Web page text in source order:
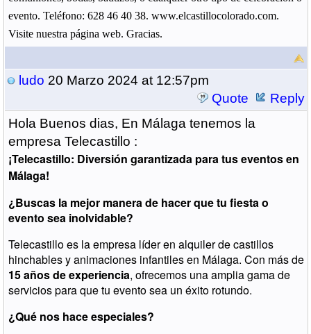
evento. Teléfono: 628 46 40 38. www.elcastillocolorado.com.
Visite nuestra página web. Gracias.
ludo 20 Marzo 2024 at 12:57pm
Quote
Reply
Hola Buenos dias, En Málaga tenemos la
empresa Telecastillo :
¡Telecastillo: Diversión garantizada para tus eventos en
Málaga!
¿Buscas la mejor manera de hacer que tu fiesta o
evento sea inolvidable?
Telecastillo es la empresa líder en alquiler de castillos
hinchables y animaciones infantiles en Málaga. Con más de
15 años de experiencia, ofrecemos una amplia gama de
servicios para que tu evento sea un éxito rotundo.
¿Qué nos hace especiales?